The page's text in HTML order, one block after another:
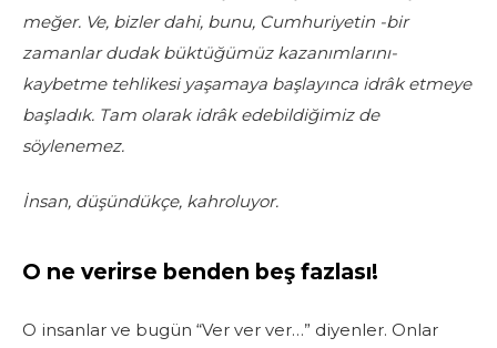
meğer. Ve, bizler dahi, bunu, Cumhuriyetin -bir
zamanlar dudak büktüğümüz kazanımlarını-
kaybetme tehlikesi yaşamaya başlayınca idrâk etmeye
başladık. Tam olarak idrâk edebildiğimiz de
söylenemez.
İnsan, düşündükçe, kahroluyor.
O ne verirse benden beş fazlası!
O insanlar ve bugün “Ver ver ver…” diyenler. Onlar